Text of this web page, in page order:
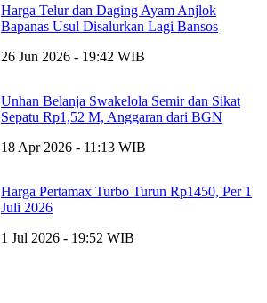
Harga Telur dan Daging Ayam Anjlok
Bapanas Usul Disalurkan Lagi Bansos
26 Jun 2026 - 19:42 WIB
Unhan Belanja Swakelola Semir dan Sikat
Sepatu Rp1,52 M, Anggaran dari BGN
18 Apr 2026 - 11:13 WIB
Harga Pertamax Turbo Turun Rp1450, Per 1
Juli 2026
1 Jul 2026 - 19:52 WIB